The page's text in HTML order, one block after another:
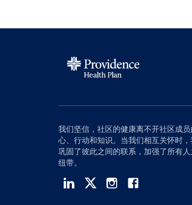
我们坚信，社区的健康离不开社区成员
心、行动和知识。当我们相互关怀时
巩固了彼此之间的联系，加强了所有
纽带。